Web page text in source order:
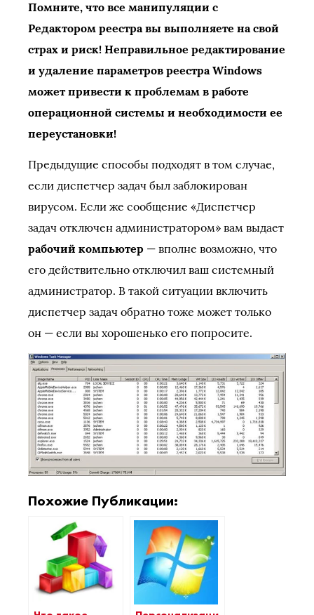
Помните, что все манипуляции с
Редактором реестра вы выполняете на свой
страх и риск! Неправильное редактирование
и удаление параметров реестра Windows
может привести к проблемам в работе
операционной системы и необходимости ее
переустановки!
Предыдущие способы подходят в том случае,
если диспетчер задач был заблокирован
вирусом. Если же сообщение «Диспетчер
задач отключен администратором» вам выдает
рабочий компьютер — вполне возможно, что
его действительно отключил ваш системный
администратор. В такой ситуации включить
диспетчер задач обратно тоже может только
он — если вы хорошенько его попросите.
Похожие Публикации: